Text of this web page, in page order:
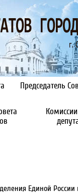
Председатель
Единой